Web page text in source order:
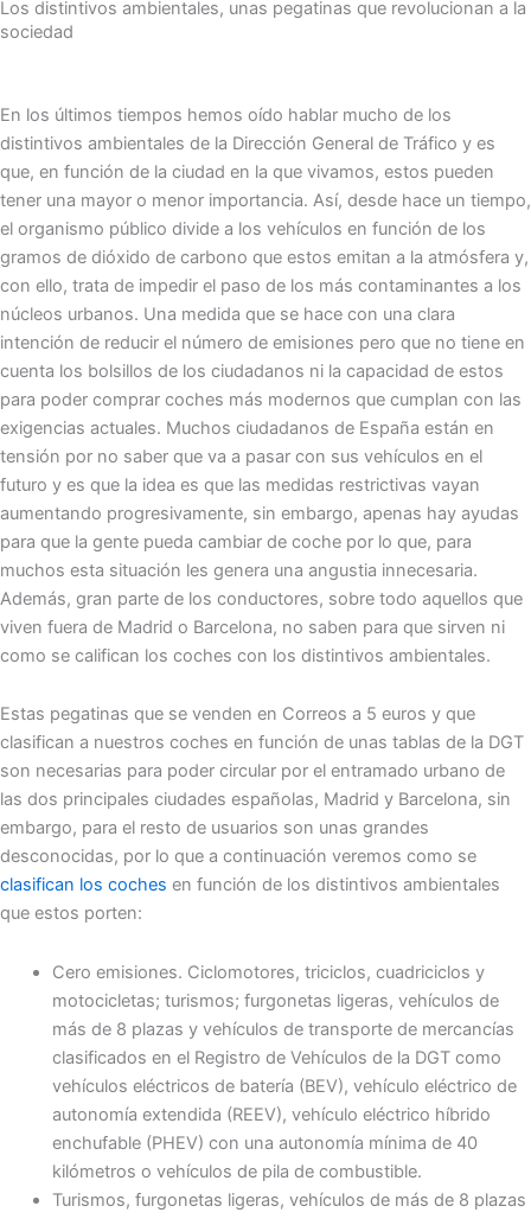
Los distintivos ambientales, unas pegatinas que revolucionan a la
sociedad
En los últimos tiempos hemos oído hablar mucho de los
distintivos ambientales de la Dirección General de Tráfico y es
que, en función de la ciudad en la que vivamos, estos pueden
tener una mayor o menor importancia. Así, desde hace un tiempo,
el organismo público divide a los vehículos en función de los
gramos de dióxido de carbono que estos emitan a la atmósfera y,
con ello, trata de impedir el paso de los más contaminantes a los
núcleos urbanos. Una medida que se hace con una clara
intención de reducir el número de emisiones pero que no tiene en
cuenta los bolsillos de los ciudadanos ni la capacidad de estos
para poder comprar coches más modernos que cumplan con las
exigencias actuales. Muchos ciudadanos de España están en
tensión por no saber que va a pasar con sus vehículos en el
futuro y es que la idea es que las medidas restrictivas vayan
aumentando progresivamente, sin embargo, apenas hay ayudas
para que la gente pueda cambiar de coche por lo que, para
muchos esta situación les genera una angustia innecesaria.
Además, gran parte de los conductores, sobre todo aquellos que
viven fuera de Madrid o Barcelona, no saben para que sirven ni
como se califican los coches con los distintivos ambientales.
Estas pegatinas que se venden en Correos a 5 euros y que
clasifican a nuestros coches en función de unas tablas de la DGT
son necesarias para poder circular por el entramado urbano de
las dos principales ciudades españolas, Madrid y Barcelona, sin
embargo, para el resto de usuarios son unas grandes
desconocidas, por lo que a continuación veremos como se
clasifican los coches en función de los distintivos ambientales
que estos porten:
Cero emisiones. Ciclomotores, triciclos, cuadriciclos y
motocicletas; turismos; furgonetas ligeras, vehículos de
más de 8 plazas y vehículos de transporte de mercancías
clasificados en el Registro de Vehículos de la DGT como
vehículos eléctricos de batería (BEV), vehículo eléctrico de
autonomía extendida (REEV), vehículo eléctrico híbrido
enchufable (PHEV) con una autonomía mínima de 40
kilómetros o vehículos de pila de combustible.
Turismos, furgonetas ligeras, vehículos de más de 8 plazas